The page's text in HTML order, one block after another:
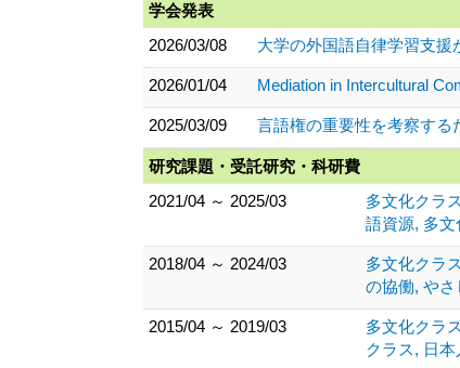
学会発表
2026/03/08
大学の外国語自律学習支援
2026/01/04 Mediation in Intercultural
2025/03/09 言語権の重要性を考察する
研究課題・受託研究・科研費
2021/04 ～ 2025/03
多文化クラ
語資源, 多
2018/04 ～ 2024/03
多文化クラ
の協働, や
2015/04 ～ 2019/03
多文化クラ
クラス, 日